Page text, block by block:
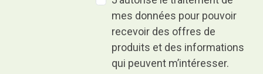
mes données pour pouvoir
recevoir des offres de
produits et des informations
qui peuvent m’intéresser.